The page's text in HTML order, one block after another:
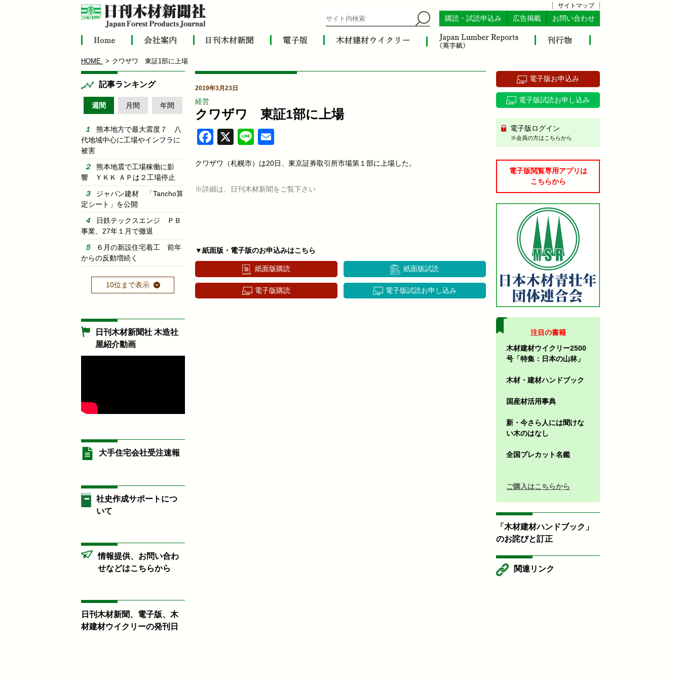
サイトマップ
購読・試読申込み 広告掲載 お問い合わせ
HOME クワザワ 東証1部に上場
2019年3月23日
経営
クワザワ 東証1部に上場
Facebook
X Line
クワザワ（札幌市）は20日、東京証券取引所市場第１部に上場した。
※詳細は、日刊木材新聞をご覧下さい
▼紙面版・電子版のお申込みはこちら
紙面版購読 紙面版試読
電子版購読 電子版試読お申し込み
記事ランキング
週間 月間 年間
熊本地方で最大震度７ 八
代地域中心に工場やインフラに
被害
熊本地震で工場稼働に影
響 ＹＫＫ ＡＰは２工場停止
ジャパン建材 「Tancho算
定シート」を公開
日鉄テックスエンジ ＰＢ
事業、27年１月で撤退
６月の新設住宅着工 前年
からの反動増続く
10位まで表示
日刊木材新聞社 木造社
屋紹介動画
大手住宅会社受注速報
社史作成サポートにつ
いて
情報提供、お問い合わ
せなどはこちらから
日刊木材新聞、電子版、木
材建材ウイクリーの発刊日
電子版お申込み
電子版試読お申し込み
電子版ログイン
※会員の方はこちらから
電子版閲覧専用アプリは
こちらから
注目の書籍
木材建材ウイクリー2500
号「特集：日本の山林」
木材・建材ハンドブック
国産材活用事典
新・今さら人には聞けな
い木のはなし
全国プレカット名鑑
ご購入はこちらから
「木材建材ハンドブック」
のお詫びと訂正
関連リンク